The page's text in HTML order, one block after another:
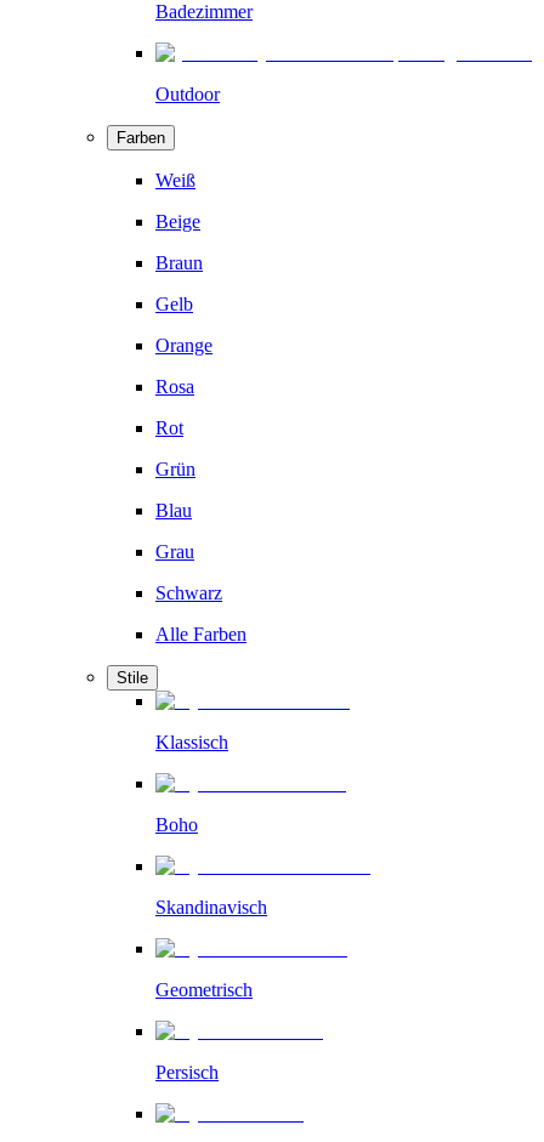
Badezimmer
Outdoor
Farben
Weiß
Beige
Braun
Gelb
Orange
Rosa
Rot
Grün
Blau
Grau
Schwarz
Alle Farben
Stile
Klassisch
Boho
Skandinavisch
Geometrisch
Persisch